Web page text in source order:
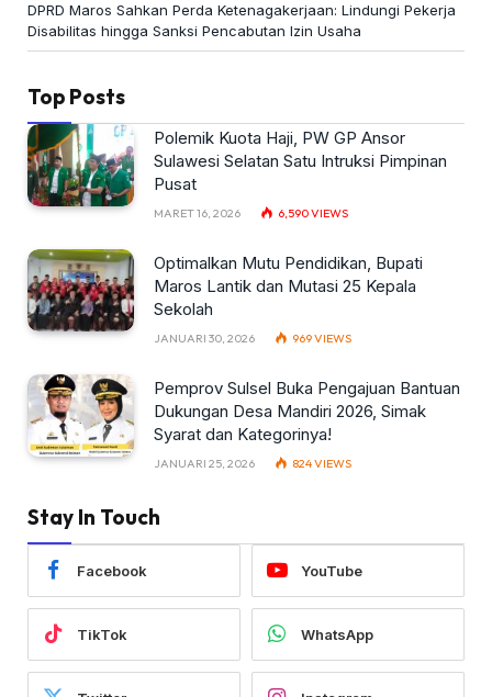
DPRD Maros Sahkan Perda Ketenagakerjaan: Lindungi Pekerja
Disabilitas hingga Sanksi Pencabutan Izin Usaha
Top Posts
Polemik Kuota Haji, PW GP Ansor
Sulawesi Selatan Satu Intruksi Pimpinan
Pusat
MARET 16, 2026 6,590VIEWS
Optimalkan Mutu Pendidikan, Bupati
Maros Lantik dan Mutasi 25 Kepala
Sekolah
JANUARI 30, 2026 969VIEWS
Pemprov Sulsel Buka Pengajuan Bantuan
Dukungan Desa Mandiri 2026, Simak
Syarat dan Kategorinya!
JANUARI 25, 2026 824VIEWS
Stay In Touch
Facebook YouTube
TikTok WhatsApp